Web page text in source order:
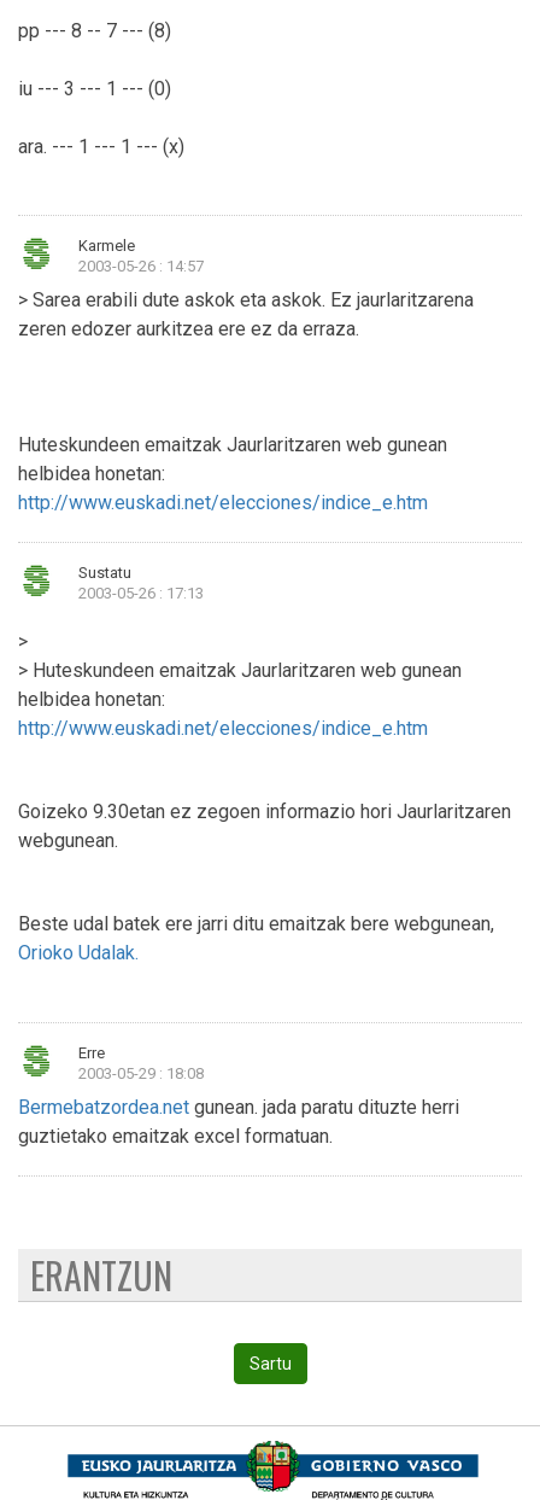
pp --- 8 -- 7 --- (8)
iu --- 3 --- 1 --- (0)
ara. --- 1 --- 1 --- (x)
Karmele
2003-05-26 : 14:57
> Sarea erabili dute askok eta askok. Ez jaurlaritzarena
zeren edozer aurkitzea ere ez da erraza.
Huteskundeen emaitzak Jaurlaritzaren web gunean
helbidea honetan:
http://www.euskadi.net/elecciones/indice_e.htm
Sustatu
2003-05-26 : 17:13
>
> Huteskundeen emaitzak Jaurlaritzaren web gunean
helbidea honetan:
http://www.euskadi.net/elecciones/indice_e.htm
Goizeko 9.30etan ez zegoen informazio hori Jaurlaritzaren
webgunean.
Beste udal batek ere jarri ditu emaitzak bere webgunean,
Orioko Udalak.
Erre
2003-05-29 : 18:08
Bermebatzordea.net gunean. jada paratu dituzte herri
guztietako emaitzak excel formatuan.
ERANTZUN
Sartu